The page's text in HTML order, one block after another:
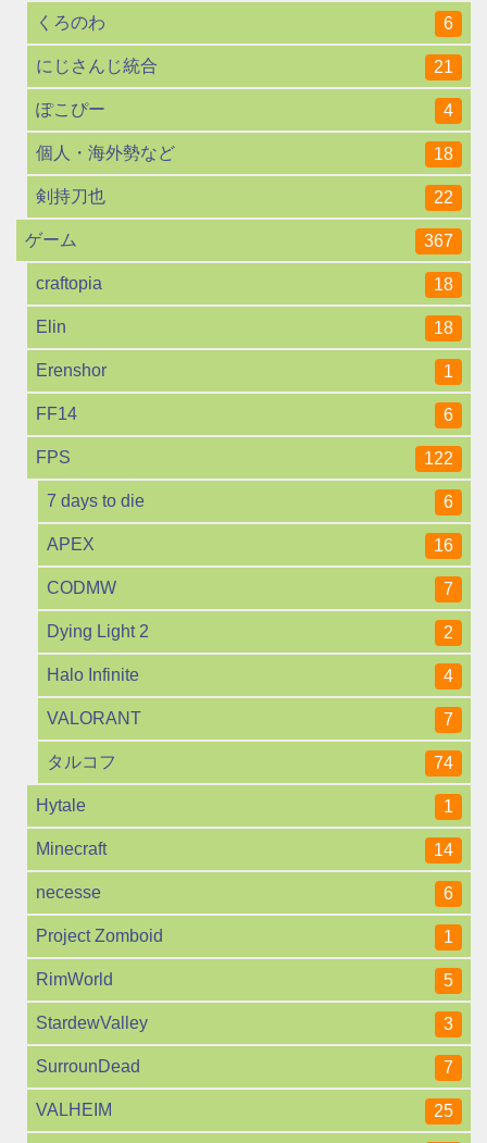
くろのわ 6
にじさんじ統合 21
ぽこぴー 4
個人・海外勢など 18
剣持刀也 22
ゲーム 367
craftopia 18
Elin 18
Erenshor 1
FF14 6
FPS 122
7 days to die 6
APEX 16
CODMW 7
Dying Light 2 2
Halo Infinite 4
VALORANT 7
タルコフ 74
Hytale 1
Minecraft 14
necesse 6
Project Zomboid 1
RimWorld 5
StardewValley 3
SurrounDead 7
VALHEIM 25